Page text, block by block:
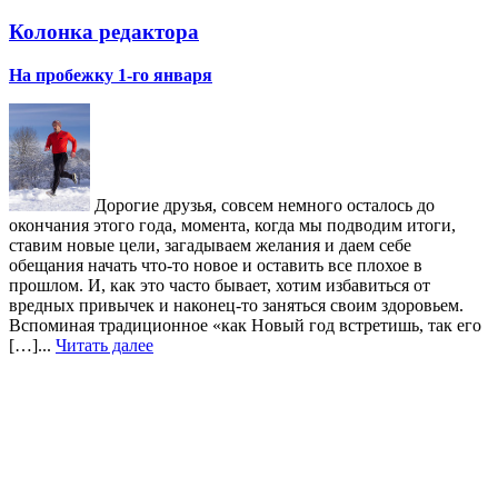
Колонка редактора
На пробежку 1-го января
Дорогие друзья, совсем немного осталось до
окончания этого года, момента, когда мы подводим итоги,
ставим новые цели, загадываем желания и даем себе
обещания начать что-то новое и оставить все плохое в
прошлом. И, как это часто бывает, хотим избавиться от
вредных привычек и наконец-то заняться своим здоровьем.
Вспоминая традиционное «как Новый год встретишь, так его
[…]... Читать далее